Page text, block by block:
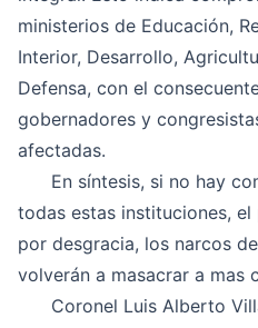
ministerios de Educación,
Interior, Desarrollo,
Defensa, con el
gobernadores y
afectadas.
En síntesis, si no hay
todas estas instituciones,
por desgracia, los narcos
volverán a masacrar a mas
Coronel Luis Alberto